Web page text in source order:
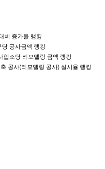
비 증가율 랭킹
공사금액 랭킹
소당 리모델링 금액 랭킹
공사(리모델링 공사) 실시율 랭킹